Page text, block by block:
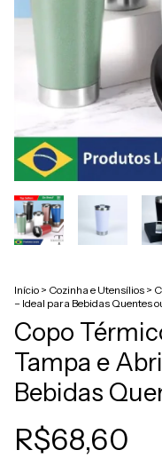
Início > Cozinha e Utensílios >
– Ideal para Bebidas Quentes
Copo
Tampa e
Bebidas
R$68,60